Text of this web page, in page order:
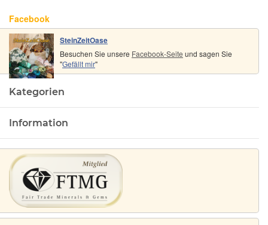
Facebook
SteinZeitOase
Besuchen Sie unsere Facebook-Seite und sagen Sie
"Gefällt mir"
Kategorien
Information